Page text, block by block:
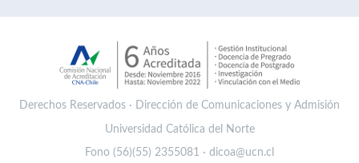
Derechos Reservados · Dirección de Comunicaciones y Admisión
Universidad Católica del Norte
Fono (56)(55) 2355081 · dicoa@ucn.cl